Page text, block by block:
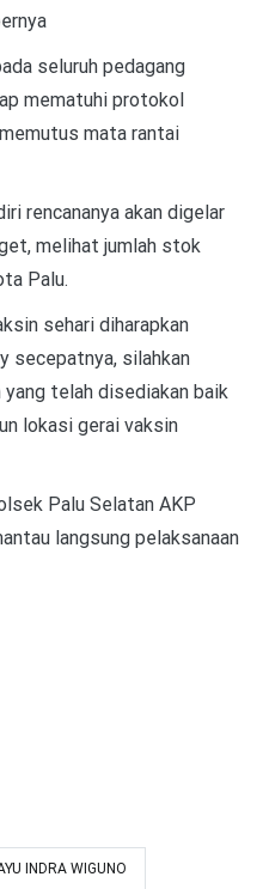
seluruh pedagang
mematuhi protokol
mata rantai
rencananya akan digelar
melihat jumlah stok
Palu.
sehari diharapkan
secepatnya, silahkan
telah disediakan baik
lokasi gerai vaksin
Palu Selatan AKP
langsung pelaksanaan
INDRA WIGUNO